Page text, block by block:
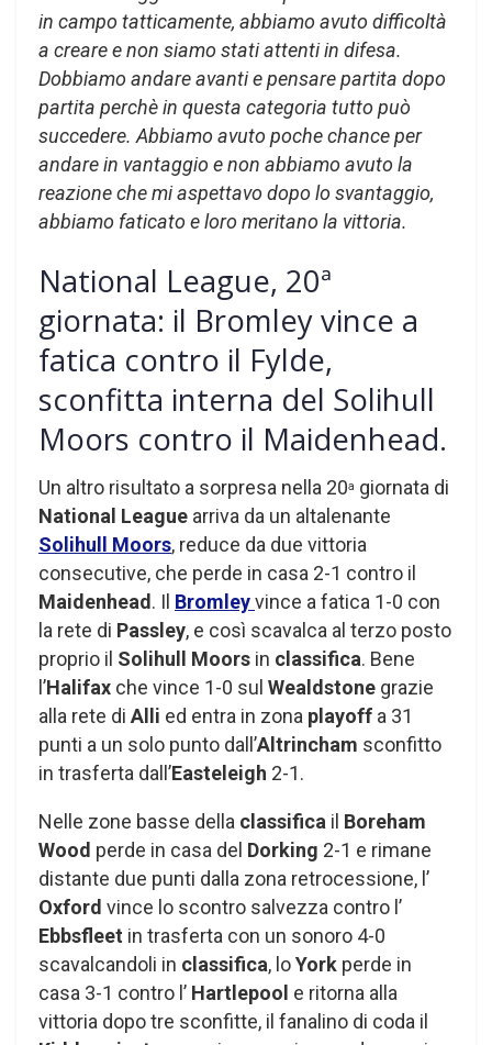
in campo tatticamente, abbiamo avuto difficoltà
a creare e non siamo stati attenti in difesa.
Dobbiamo andare avanti e pensare partita dopo
partita perchè in questa categoria tutto può
succedere. Abbiamo avuto poche chance per
andare in vantaggio e non abbiamo avuto la
reazione che mi aspettavo dopo lo svantaggio,
abbiamo faticato e loro meritano la vittoria.
National League, 20ª
giornata: il Bromley vince a
fatica contro il Fylde,
sconfitta interna del Solihull
Moors contro il Maidenhead.
Un altro risultato a sorpresa nella 20a giornata di
National League arriva da un altalenante
Solihull Moors, reduce da due vittoria
consecutive, che perde in casa 2-1 contro il
Maidenhead. Il Bromleyvince a fatica 1-0 con
la rete di Passley, e così scavalca al terzo posto
proprio il Solihull Moors in classifica. Bene
l’Halifax che vince 1-0 sul Wealdstone grazie
alla rete di Alli ed entra in zona playoff a 31
punti a un solo punto dall’Altrincham sconfitto
in trasferta dall’Easteleigh 2-1.
Nelle zone basse della classifica il Boreham
Wood perde in casa del Dorking 2-1 e rimane
distante due punti dalla zona retrocessione, l’
Oxford vince lo scontro salvezza contro l’
Ebbsfleet in trasferta con un sonoro 4-0
scavalcandoli in classifica, loYork perde in
casa 3-1 contro l’ Hartlepool e ritorna alla
vittoria dopo tre sconfitte, il fanalino di coda il